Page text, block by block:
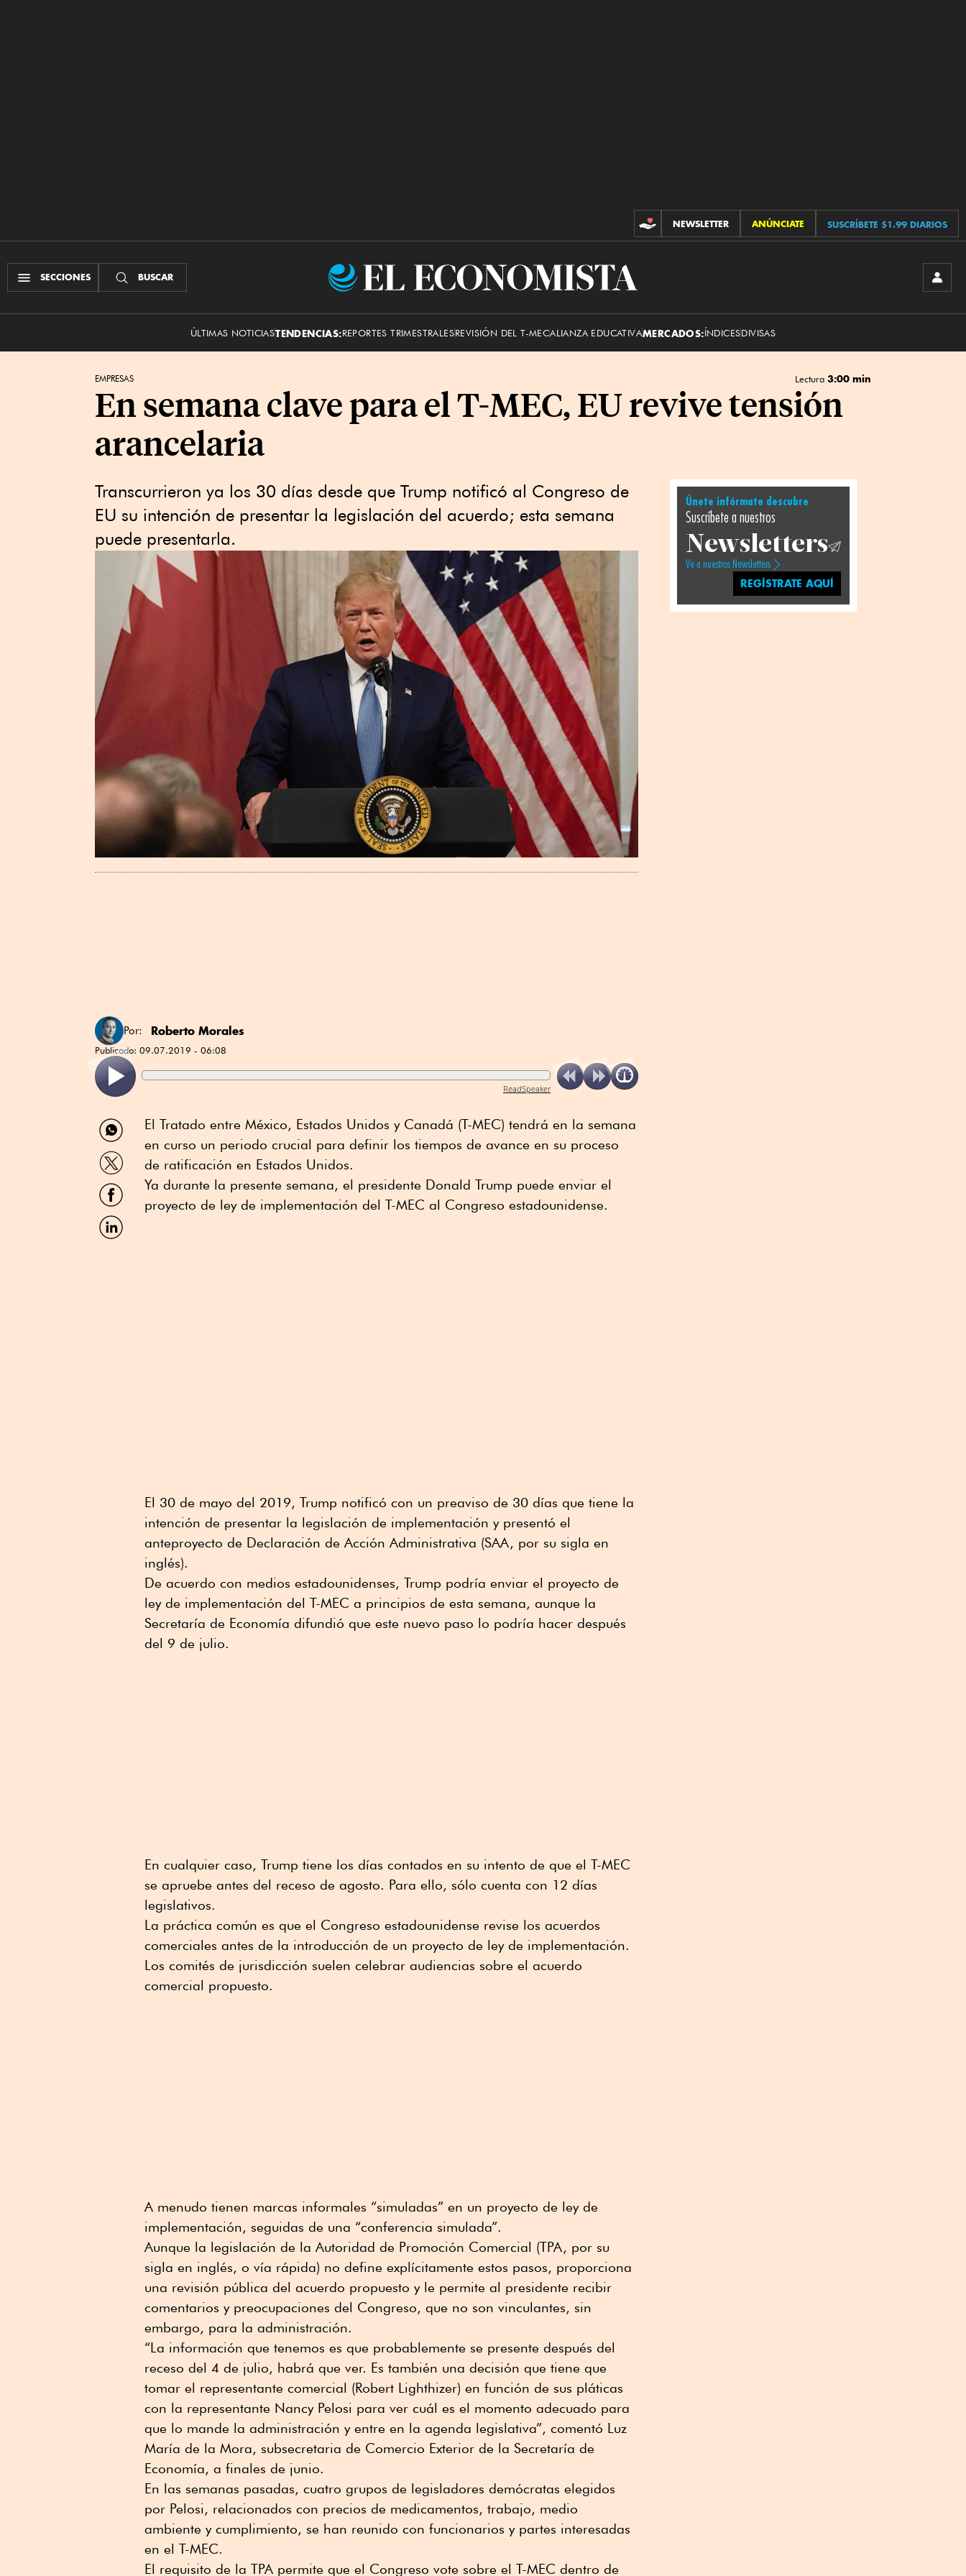
CONTRIBUCIONES
NEWSLETTER ANÚNCIATE SUSCRÍBETE $1.99 DIARIOS
SECCIONES BUSCAR
El
ÚLTIMAS NOTICIASTENDENCIAS:REPORTES TRIMESTRALESREVISIÓN DEL T-MECALIANZA EDUCATIVAMERCADOS:ÍNDICESDIVISAS
EMPRESAS Lectura 3:00 min
En semana clave para el T-MEC, EU revive tensión
arancelaria
Transcurrieron ya los 30 días desde que Trump notificó al Congreso de
EU su intención de presentar la legislación del acuerdo; esta semana
puede presentarla.
Por: Roberto Morales
Publicado: 09.07.2019 - 06:08
ReadSpeaker
Compartir
por
WhatsApp
Compartir
por
Twitter
Compartir
por
Facebook
Compartir
por
El Tratado entre México, Estados Unidos y Canadá (T-MEC) tendrá en la semana
en curso un periodo crucial para definir los tiempos de avance en su proceso
de ratificación en Estados Unidos.
Ya durante la presente semana, el presidente Donald Trump puede enviar el
proyecto de ley de implementación del T-MEC al Congreso estadounidense.
El 30 de mayo del 2019, Trump notificó con un preaviso de 30 días que tiene la
intención de presentar la legislación de implementación y presentó el
anteproyecto de Declaración de Acción Administrativa (SAA, por su sigla en
inglés).
De acuerdo con medios estadounidenses, Trump podría enviar el proyecto de
ley de implementación del T-MEC a principios de esta semana, aunque la
Secretaría de Economía difundió que este nuevo paso lo podría hacer después
del 9 de julio.
En cualquier caso, Trump tiene los días contados en su intento de que el T-MEC
se apruebe antes del receso de agosto. Para ello, sólo cuenta con 12 días
legislativos.
La práctica común es que el Congreso estadounidense revise los acuerdos
comerciales antes de la introducción de un proyecto de ley de implementación.
Los comités de jurisdicción suelen celebrar audiencias sobre el acuerdo
comercial propuesto.
A menudo tienen marcas informales “simuladas” en un proyecto de ley de
implementación, seguidas de una “conferencia simulada”.
Aunque la legislación de la Autoridad de Promoción Comercial (TPA, por su
sigla en inglés, o vía rápida) no define explícitamente estos pasos, proporciona
una revisión pública del acuerdo propuesto y le permite al presidente recibir
comentarios y preocupaciones del Congreso, que no son vinculantes, sin
embargo, para la administración.
“La información que tenemos es que probablemente se presente después del
receso del 4 de julio, habrá que ver. Es también una decisión que tiene que
tomar el representante comercial (Robert Lighthizer) en función de sus pláticas
con la representante Nancy Pelosi para ver cuál es el momento adecuado para
que lo mande la administración y entre en la agenda legislativa”, comentó Luz
María de la Mora, subsecretaria de Comercio Exterior de la Secretaría de
Economía, a finales de junio.
En las semanas pasadas, cuatro grupos de legisladores demócratas elegidos
por Pelosi, relacionados con precios de medicamentos, trabajo, medio
ambiente y cumplimiento, se han reunido con funcionarios y partes interesadas
en el T-MEC.
El requisito de la TPA permite que el Congreso vote sobre el T-MEC dentro de
Únete infórmate descubre
Suscríbete a nuestros
Newsletters
Ve a nuestros Newsletters
REGÍSTRATE AQUÍ